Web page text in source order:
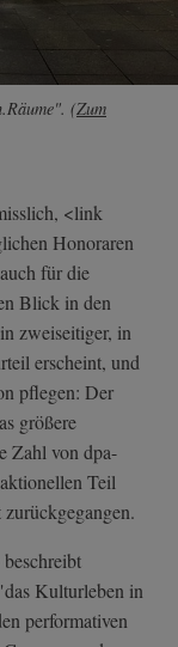
(Zum
<link
Honoraren
für die
Blick in den
zweiseitiger, in
erscheint, und
pflegen: Der
größere
Zahl von dpa-
Teil
Kulturleben in
performativen